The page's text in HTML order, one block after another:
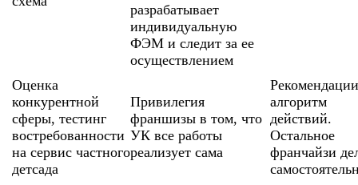
разрабатывает
индивидуальную
ФЭМ и следит за ее
осуществлением
Оценка
конкурентной
сферы, тестинг
востребованности
на сервис частного
детсада
Привилегия
франшизы в том, что
УК все работы
реализует сама
алгоритм
действий.
Остальное
франчайзи